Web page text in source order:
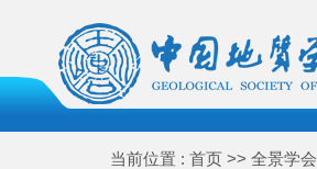
当前位置 : 首页 >> 全景学会